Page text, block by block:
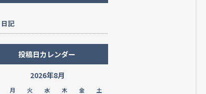
日記
投稿日カレンダー
2026年8月
月 火 水 木 金 土